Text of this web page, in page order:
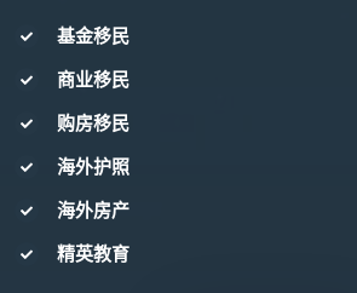
基金移民
商业移民
购房移民
海外护照
海外房产
精英教育